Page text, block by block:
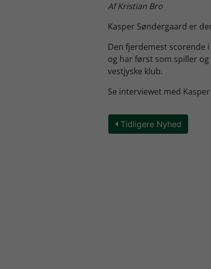
Af Kristian Bro
Kasper Søndergaard er
Den fjerdemest scorende
og har først som spiller
vestjyske klub.
Se interviewet med
Tidligere Nyhed